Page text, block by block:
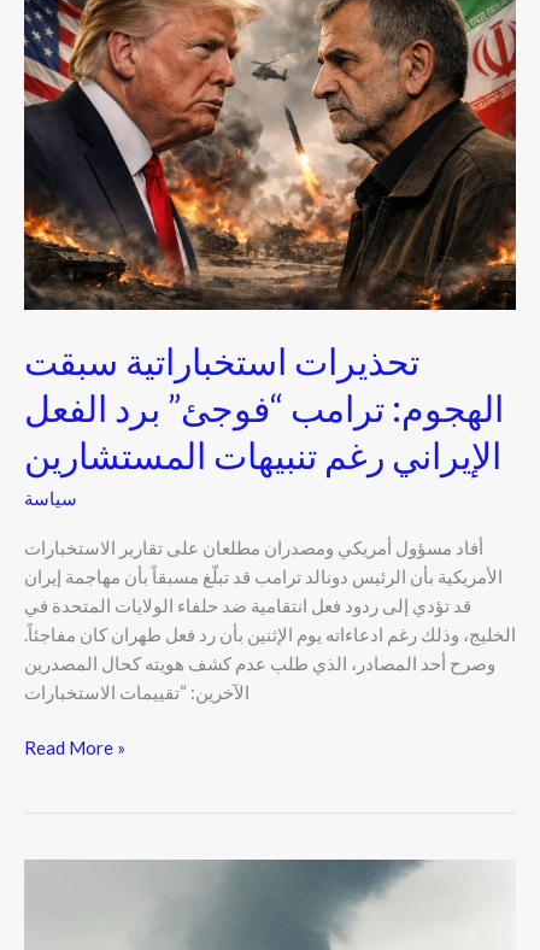
تحذيرات استخباراتية سبقت
الهجوم: ترامب “فوجئ” برد الفعل
الإيراني رغم تنبيهات المستشارين
سياسة
أفاد مسؤول أمريكي ومصدران مطلعان على تقارير الاستخبارات
الأمريكية بأن الرئيس دونالد ترامب قد تبلّغ مسبقاً بأن مهاجمة إيران
قد تؤدي إلى ردود فعل انتقامية ضد حلفاء الولايات المتحدة في
الخليج، وذلك رغم ادعاءاته يوم الإثنين بأن رد فعل طهران كان مفاجئاً.
وصرح أحد المصادر، الذي طلب عدم كشف هويته كحال المصدرين
الآخرين: “تقييمات الاستخبارات
سبقت
الهجوم:
ترامب
“فوجئ”
برد
الفعل
الإيراني
رغم
تنبيهات
المستشارين
Read More »